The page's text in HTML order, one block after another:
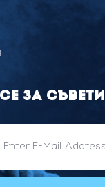
за съвети